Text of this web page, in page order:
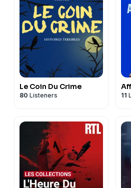
Le Coin Du Crime
80 Listeners 11